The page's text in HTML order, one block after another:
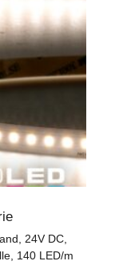
24V DC,
140 LED/m